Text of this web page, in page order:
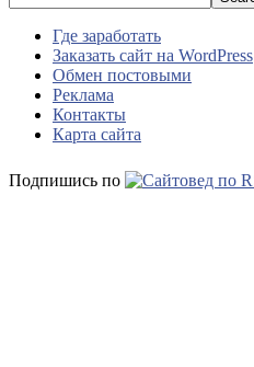
Где заработать
Заказать сайт на WordPress
Обмен постовыми
Реклама
Контакты
Карта сайта
Подпишись по